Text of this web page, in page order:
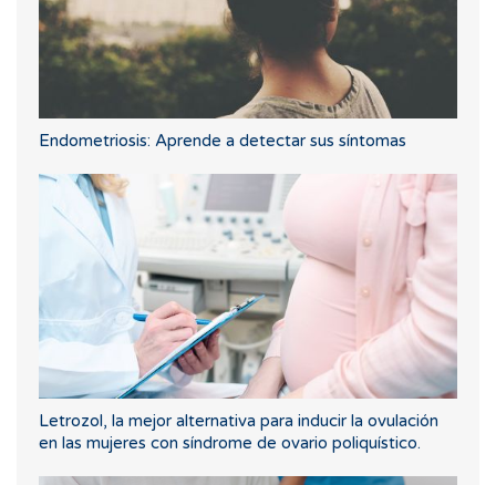
Endometriosis: Aprende a detectar sus síntomas
Letrozol, la mejor alternativa para inducir la ovulación
en las mujeres con síndrome de ovario poliquístico.